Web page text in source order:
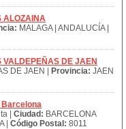
ALOZAINA
MALAGA | ANDALUCÍA |
DE JAEN
DE JAEN | Provincia: JAEN
Barcelona
| Ciudad: BARCELONA
| Código Postal: 8011